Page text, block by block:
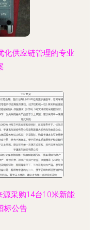
化供应链管理的专业
采购14台10米新能
标公告